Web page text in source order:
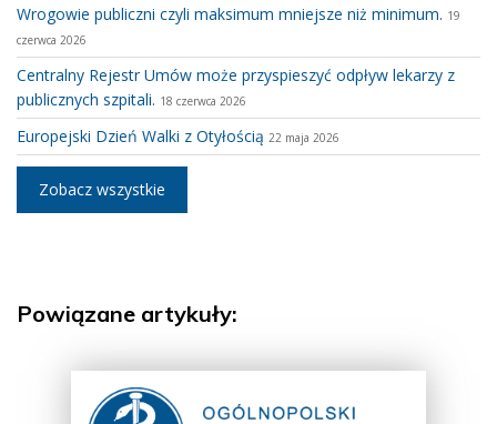
Wrogowie publiczni czyli maksimum mniejsze niż minimum. 19
czerwca 2026
Centralny Rejestr Umów może przyspieszyć odpływ lekarzy z
publicznych szpitali. 18 czerwca 2026
Europejski Dzień Walki z Otyłością 22 maja 2026
Zobacz wszystkie
Powiązane artykuły: